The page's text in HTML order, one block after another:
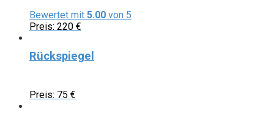
Bewertet mit 5.00 von 5
Preis: 220 €
Rückspiegel
Preis: 75 €